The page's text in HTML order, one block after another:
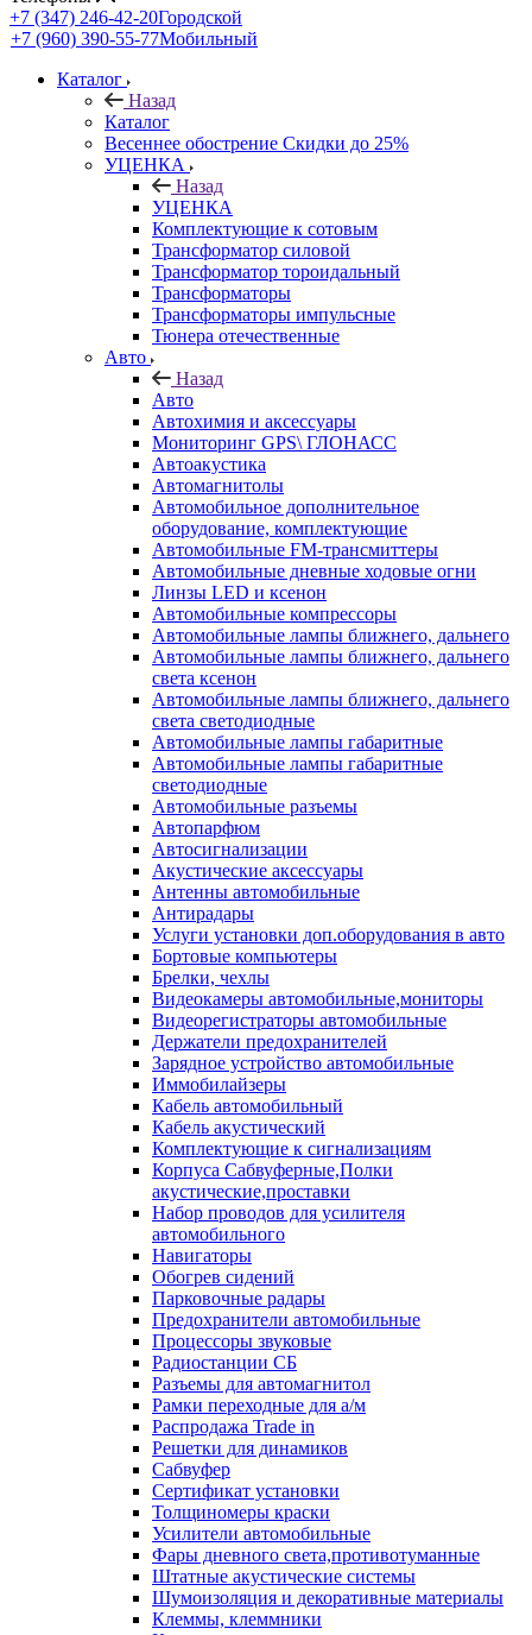
+7 (347) 246-42-20Городской
+7 (960) 390-55-77Мобильный
Каталог
Назад
Каталог
Весеннее обострение Скидки до 25%
УЦЕНКА
Назад
УЦЕНКА
Комплектующие к сотовым
Трансформатор силовой
Трансформатор тороидальный
Трансформаторы
Трансформаторы импульсные
Тюнера отечественные
Авто
Назад
Авто
Автохимия и аксессуары
Мониторинг GPS\ ГЛОНАСС
Автоакустика
Автомагнитолы
Автомобильное дополнительное
оборудование, комплектующие
Автомобильные FM-трансмиттеры
Автомобильные дневные ходовые огни
Линзы LED и ксенон
Автомобильные компрессоры
Автомобильные лампы ближнего, дальнего
Автомобильные лампы ближнего, дальнего
света ксенон
Автомобильные лампы ближнего, дальнего
света светодиодные
Автомобильные лампы габаритные
Автомобильные лампы габаритные
светодиодные
Автомобильные разъемы
Автопарфюм
Автосигнализации
Акустические аксессуары
Антенны автомобильные
Антирадары
Услуги установки доп.оборудования в авто
Бортовые компьютеры
Брелки, чехлы
Видеокамеры автомобильные,мониторы
Видеорегистраторы автомобильные
Держатели предохранителей
Зарядное устройство автомобильные
Иммобилайзеры
Кабель автомобильный
Кабель акустический
Комплектующие к сигнализациям
Корпуса Сабвуферные,Полки
акустические,проставки
Набор проводов для усилителя
автомобильного
Навигаторы
Обогрев сидений
Парковочные радары
Предохранители автомобильные
Процессоры звуковые
Радиостанции СБ
Разъемы для автомагнитол
Рамки переходные для а/м
Распродажа Trade in
Решетки для динамиков
Сабвуфер
Сертификат установки
Толщиномеры краски
Усилители автомобильные
Фары дневного света,противотуманные
Штатные акустические системы
Шумоизоляция и декоративные материалы
Клеммы, клеммники